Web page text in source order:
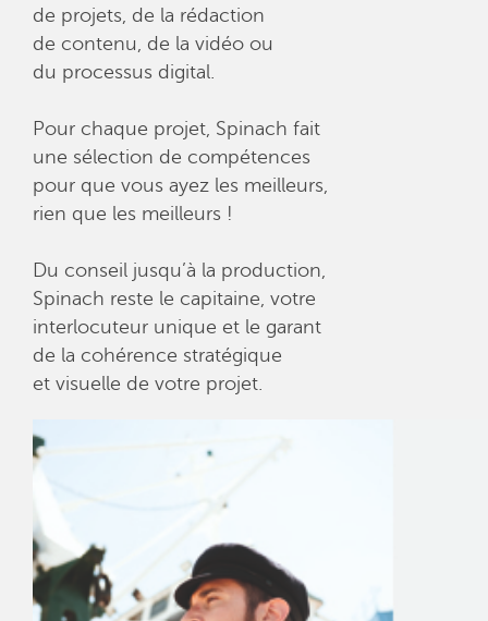
de projets, de la rédaction
de contenu, de la vidéo ou
du processus digital.
Pour chaque projet, Spinach fait
une sélection de compétences
pour que vous ayez les meilleurs,
rien que les meilleurs !
Du conseil jusqu’à la production,
Spinach reste le capitaine, votre
interlocuteur unique et le garant
de la cohérence stratégique
et visuelle de votre projet.